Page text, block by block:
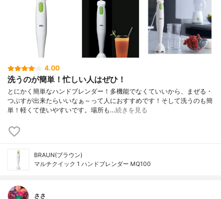
4.00
洗うのが簡単！忙しい人はぜひ！
とにかく簡単なハンドブレンダー！多機能でなくていいから、まぜる・
つぶすが出来たらいいなぁ～って人におすすめです！そして洗うのも簡
単！軽くて使いやすいです。場所も…続きを見る
BRAUN(ブラウン)
マルチクイック 1 ハンドブレンダー MQ100
ささ